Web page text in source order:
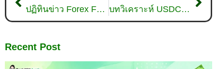
ปฏิทินข่าว Forex Factory คืออะไร? คู่มือการใช้ปฏิทิน Forex บทวิเคราะห์ USDCHF วันที่ 30 มีนาคม 2026
Recent Post